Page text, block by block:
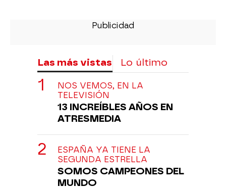
Las más vistas Lo último
NOS VEMOS, EN LA
TELEVISIÓN
13 INCREÍBLES AÑOS EN
ATRESMEDIA
ESPAÑA YA TIENE LA
SEGUNDA ESTRELLA
SOMOS CAMPEONES DEL
MUNDO